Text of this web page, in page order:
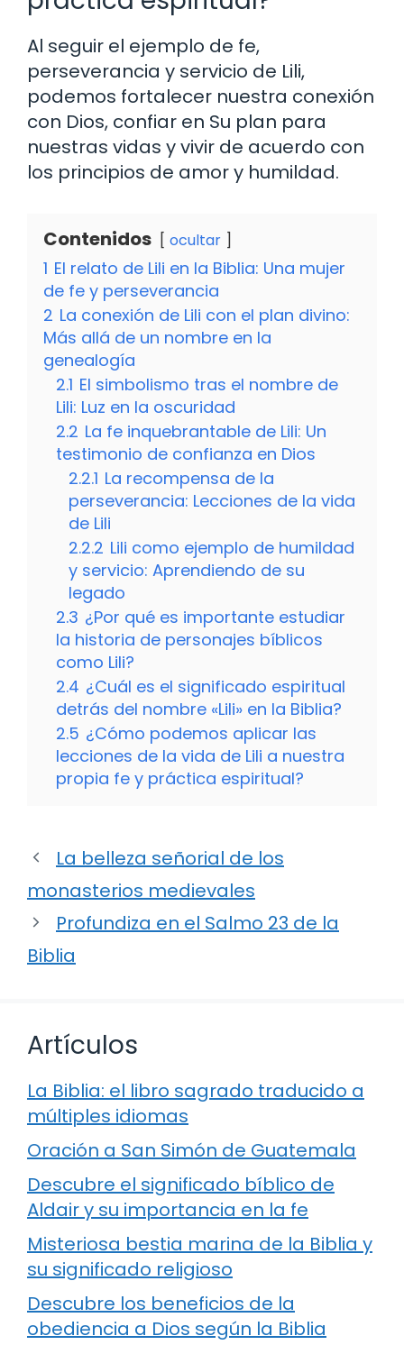
Al seguir el ejemplo de fe,
perseverancia y servicio de Lili,
podemos fortalecer nuestra conexión
con Dios, confiar en Su plan para
nuestras vidas y vivir de acuerdo con
los principios de amor y humildad.
Contenidos ocultar
1 El relato de Lili en la Biblia: Una mujer
de fe y perseverancia
2 La conexión de Lili con el plan divino:
Más allá de un nombre en la
genealogía
2.1 El simbolismo tras el nombre de
Lili: Luz en la oscuridad
2.2 La fe inquebrantable de Lili: Un
testimonio de confianza en Dios
2.2.1 La recompensa de la
perseverancia: Lecciones de la vida
de Lili
2.2.2 Lili como ejemplo de humildad
y servicio: Aprendiendo de su
legado
2.3 ¿Por qué es importante estudiar
la historia de personajes bíblicos
como Lili?
2.4 ¿Cuál es el significado espiritual
detrás del nombre «Lili» en la Biblia?
2.5 ¿Cómo podemos aplicar las
lecciones de la vida de Lili a nuestra
propia fe y práctica espiritual?
La belleza señorial de los
monasterios medievales
Profundiza en el Salmo 23 de la
Biblia
Artículos
La Biblia: el libro sagrado traducido a
múltiples idiomas
Oración a San Simón de Guatemala
Descubre el significado bíblico de
Aldair y su importancia en la fe
Misteriosa bestia marina de la Biblia y
su significado religioso
Descubre los beneficios de la
obediencia a Dios según la Biblia